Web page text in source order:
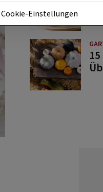
Cookie-Einstellungen